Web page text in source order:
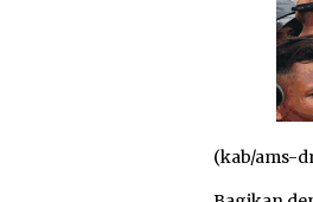
(kab/ams-